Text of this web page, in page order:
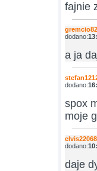
fajnie
gremcio82
dodano:
a ja
dodano:
spox
moje
dodano:
daje